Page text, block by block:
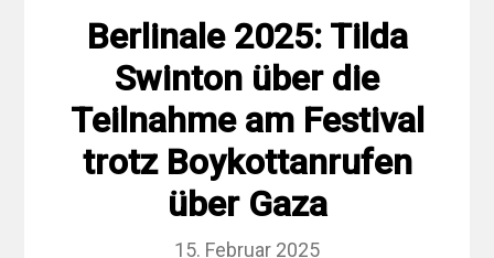
Berlinale 2025: Tilda
Swinton über die
Teilnahme am Festival
trotz Boykottanrufen
über Gaza
15. Februar 2025